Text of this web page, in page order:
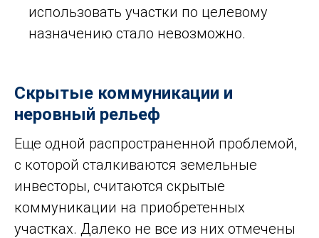
использовать участки по целевому
назначению стало невозможно.
Скрытые коммуникации и
неровный рельеф
Еще одной распространенной проблемой,
с которой сталкиваются земельные
инвесторы, считаются скрытые
коммуникации на приобретенных
участках. Далеко не все из них отмечены